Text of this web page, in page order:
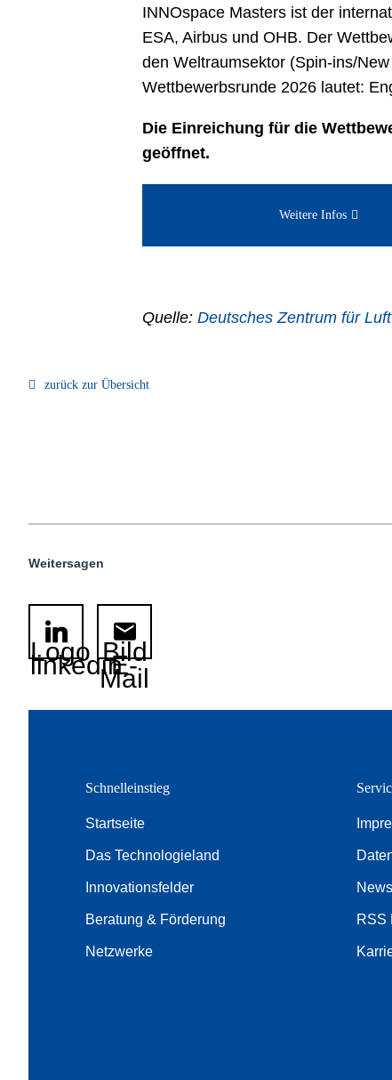
INNOspace Masters ist der
ESA, Airbus und OHB. Der
den Weltraumsektor (Spin-ins/
Wettbewerbsrunde 2026 lautet:
Die Einreichung für die
geöffnet.
Weitere Infos
Quelle: Deutsches Zentrum für
zurück zur Übersicht
Weitersagen
Logo
linkedinBild
E-
Mail
Schnelleinstieg
Startseite
Das Technologieland
Innovationsfelder
Beratung & Förderung
Netzwerke
RSS